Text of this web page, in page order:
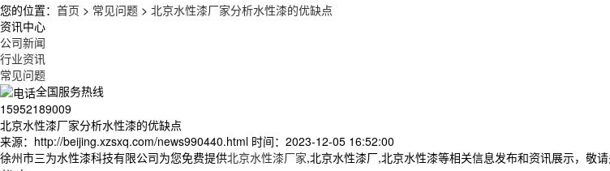
您的位置： 首页 > 常见问题 > 北京水性漆厂家分析水性漆的优缺点
资讯中心
公司新闻
行业资讯
常见问题
全国服务热线
15952189009
北京水性漆厂家分析水性漆的优缺点
来源：http://beijing.xzsxq.com/news990440.html 时间：2023-12-05 16:52:00
徐州市三为水性漆科技有限公司为您免费提供北京水性漆厂家,北京水性漆厂,北京水性漆等相关信息发布和资讯展示，敬请